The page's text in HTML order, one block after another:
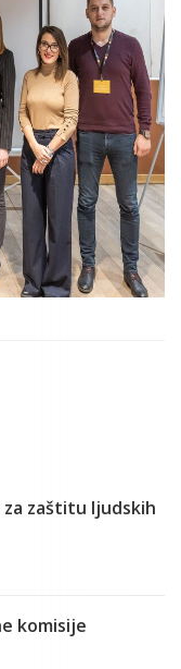
za zaštitu ljudskih
komisije